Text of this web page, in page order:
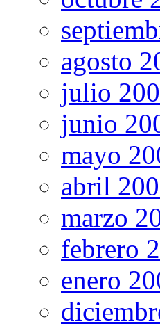
agosto
julio
junio
mayo
abril
marzo
febrero
enero